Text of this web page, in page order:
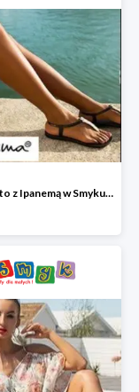
Gorące lato z Ipanemą w Smyku do -30%